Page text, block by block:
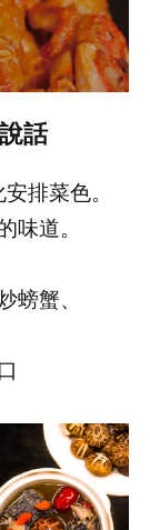
話
排菜色。
味道。
螃蟹、